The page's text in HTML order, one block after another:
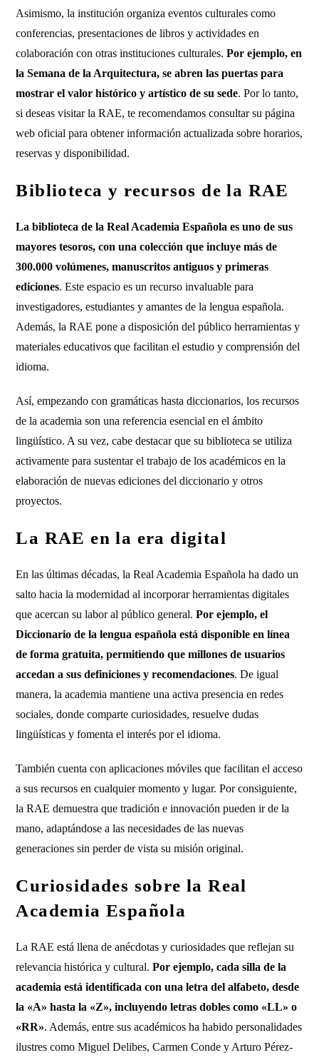
Asimismo, la institución organiza eventos culturales como
conferencias, presentaciones de libros y actividades en
colaboración con otras instituciones culturales.Por ejemplo, en
la Semana de la Arquitectura, se abren las puertas para
mostrar el valor histórico y artístico de su sede. Por lo tanto,
si deseas visitar la RAE, te recomendamos consultar su página
web oficial para obtener información actualizada sobre horarios,
reservas y disponibilidad.
Biblioteca y recursos de la RAE
La biblioteca de la Real Academia Española es uno de sus
mayores tesoros, con una colección que incluye más de
300.000 volúmenes, manuscritos antiguos y primeras
ediciones. Este espacio es un recurso invaluable para
investigadores, estudiantes y amantes de la lengua española.
Además, la RAE pone a disposición del público herramientas y
materiales educativos que facilitan el estudio y comprensión del
idioma.
Así, empezando con gramáticas hasta diccionarios, los recursos
de la academia son una referencia esencial en el ámbito
lingüístico. A su vez, cabe destacar que su biblioteca se utiliza
activamente para sustentar el trabajo de los académicos en la
elaboración de nuevas ediciones del diccionario y otros
proyectos.
La RAE en la era digital
En las últimas décadas, la Real Academia Española ha dado un
salto hacia la modernidad al incorporar herramientas digitales
que acercan su labor al público general.Por ejemplo, el
Diccionario de la lengua española está disponible en línea
de forma gratuita, permitiendo que millones de usuarios
accedan a sus definiciones y recomendaciones. De igual
manera, la academia mantiene una activa presencia en redes
sociales, donde comparte curiosidades, resuelve dudas
lingüísticas y fomenta el interés por el idioma.
También cuenta con aplicaciones móviles que facilitan el acceso
a sus recursos en cualquier momento y lugar. Por consiguiente,
la RAE demuestra que tradición e innovación pueden ir de la
mano, adaptándose a las necesidades de las nuevas
generaciones sin perder de vista su misión original.
Curiosidades sobre la Real
Academia Española
La RAE está llena de anécdotas y curiosidades que reflejan su
relevancia histórica y cultural.Por ejemplo, cada silla de la
academia está identificada con una letra del alfabeto, desde
la «A» hasta la «Z», incluyendo letras dobles como «LL» o
«RR». Además, entre sus académicos ha habido personalidades
ilustres como Miguel Delibes, Carmen Conde y Arturo Pérez-